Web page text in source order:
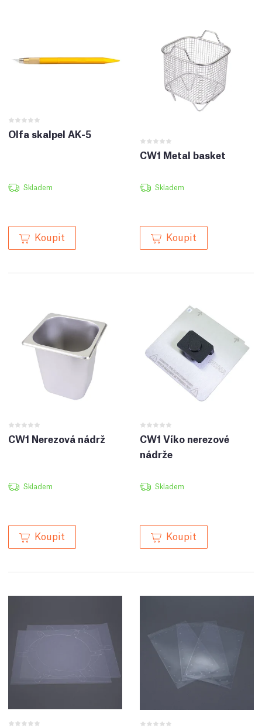
Olfa skalpel AK-5
Skladem
Koupit
CW1 Metal basket
Skladem
Koupit
CW1 Nerezová nádrž
Skladem
Koupit
CW1 Víko nerezové
nádrže
Skladem
Koupit